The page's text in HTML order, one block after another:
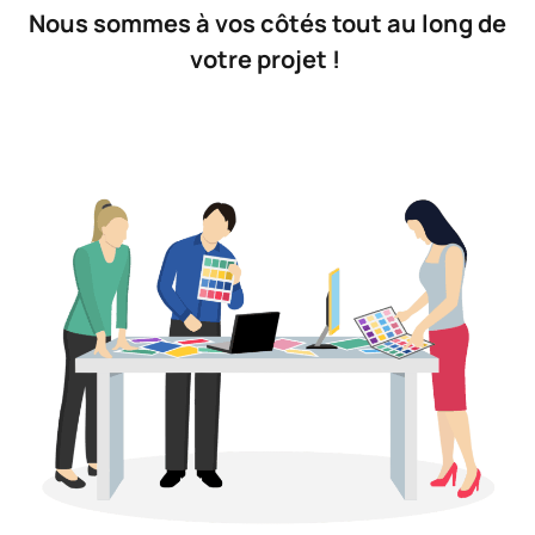
Nous sommes à vos côtés tout au long de
votre projet !